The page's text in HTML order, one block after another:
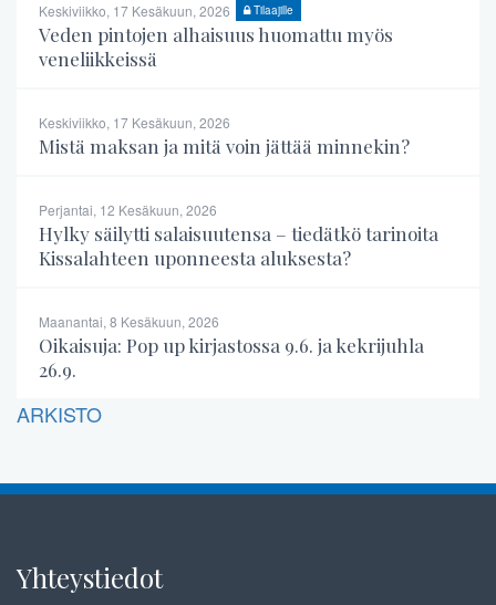
Keskiviikko, 17 Kesäkuun, 2026 Tilaajille
Veden pintojen alhaisuus huomattu myös
veneliikkeissä
Keskiviikko, 17 Kesäkuun, 2026
Mistä maksan ja mitä voin jättää minnekin?
Perjantai, 12 Kesäkuun, 2026
Hylky säilytti salaisuutensa – tiedätkö tarinoita
Kissalahteen uponneesta aluksesta?
Maanantai, 8 Kesäkuun, 2026
Oikaisuja: Pop up kirjastossa 9.6. ja kekrijuhla
26.9.
ARKISTO
Yhteystiedot